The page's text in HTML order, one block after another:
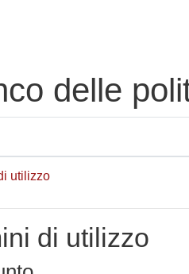
delle
utilizzo
di utilizzo